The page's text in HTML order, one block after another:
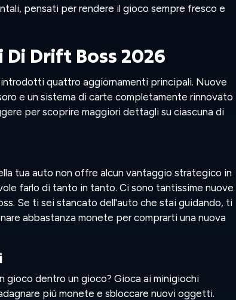
pensati per rendere il gioco sempre fresco e
Drift Boss 2026
quattro aggiornamenti principali. Nuove
e un sistema di carte completamente rinnovato
per scoprire maggiori dettagli su ciascuna di
tua auto non offre alcun vantaggio strategico in
farlo di tanto in tanto. Ci sono tantissime nuove
Se ti sei stancato dell'auto che stai guidando, ti
abbastanza monete per comprarti una nuova
gioco dentro un gioco? Gioca ai minigiochi
più monete e sbloccare nuovi oggetti.